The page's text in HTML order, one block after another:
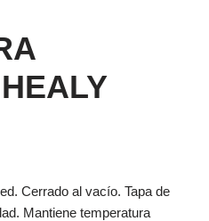
Cerrado al vacío. Tapa de
Mantiene temperatura